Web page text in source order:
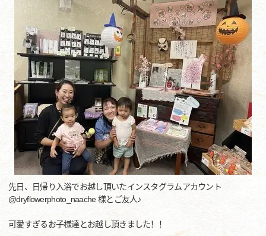
先日、日帰り入浴でお越し頂いたインスタグラムアカウント
@dryflowerphoto_naache 様とご友人♪
可愛すぎるお子様達とお越し頂きました！！